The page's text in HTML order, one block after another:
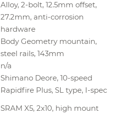
Alloy, 2-bolt, 12.5mm offset,
27.2mm, anti-corrosion
hardware
Body Geometry mountain,
steel rails, 143mm
n/a
Shimano Deore, 10-speed
Rapidfire Plus, SL type, I-spec
SRAM X5, 2x10, high mount